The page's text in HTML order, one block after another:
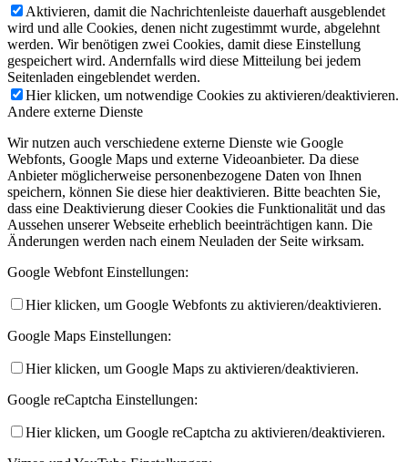
Aktivieren, damit die Nachrichtenleiste dauerhaft ausgeblendet
wird und alle Cookies, denen nicht zugestimmt wurde, abgelehnt
werden. Wir benötigen zwei Cookies, damit diese Einstellung
gespeichert wird. Andernfalls wird diese Mitteilung bei jedem
Seitenladen eingeblendet werden.
Hier klicken, um notwendige Cookies zu aktivieren/deaktivieren.
Andere externe Dienste
Wir nutzen auch verschiedene externe Dienste wie Google
Webfonts, Google Maps und externe Videoanbieter. Da diese
Anbieter möglicherweise personenbezogene Daten von Ihnen
speichern, können Sie diese hier deaktivieren. Bitte beachten Sie,
dass eine Deaktivierung dieser Cookies die Funktionalität und das
Aussehen unserer Webseite erheblich beeinträchtigen kann. Die
Änderungen werden nach einem Neuladen der Seite wirksam.
Google Webfont Einstellungen:
Hier klicken, um Google Webfonts zu aktivieren/deaktivieren.
Google Maps Einstellungen:
Hier klicken, um Google Maps zu aktivieren/deaktivieren.
Google reCaptcha Einstellungen:
Hier klicken, um Google reCaptcha zu aktivieren/deaktivieren.